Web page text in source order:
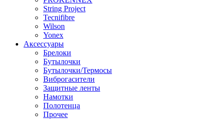
String Project
Tecnifibre
Wilson
Yonex
Аксессуары
Брелоки
Бутылочки
Бутылочки/Термосы
Виброгасители
Защитные ленты
Намотки
Полотенца
Прочее